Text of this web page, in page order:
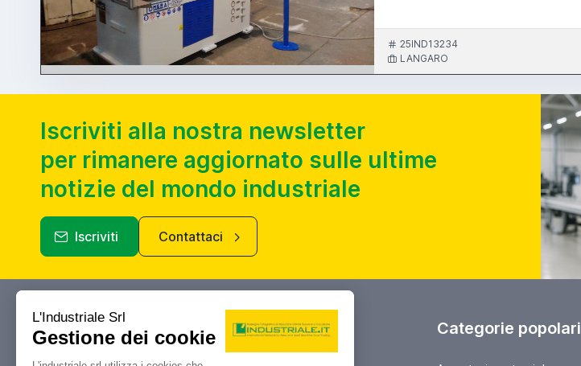
25IND13234
LANGARO
Iscriviti alla nostra newsletter
per rimanere aggiornato sulle ultime
notizie del mondo industriale
Iscriviti Contattaci
Industriale.it Categorie popolari